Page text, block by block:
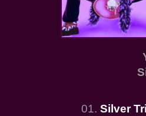
01. Silver